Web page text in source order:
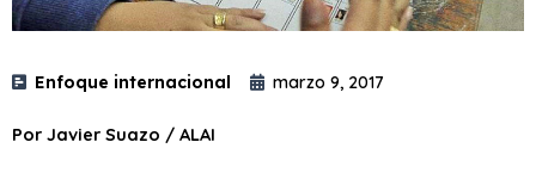
Enfoque internacional marzo 9, 2017
Por Javier Suazo / ALAI